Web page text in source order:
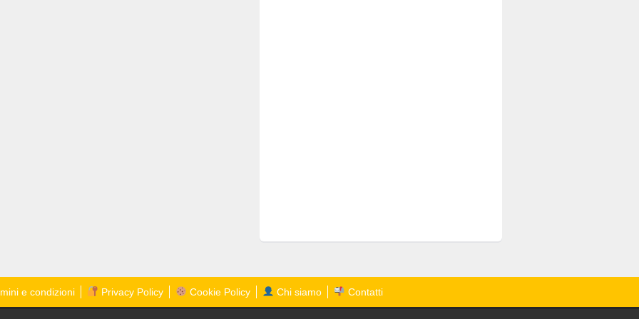
e condizioni Privacy Policy Cookie Policy Chi siamo Contatti